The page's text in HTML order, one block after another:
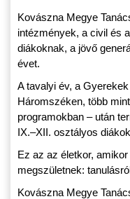
Kovászna Megye
intézmények, a civil és
diákoknak, a jövő
évet.
A tavalyi év, a
Háromszéken, több
programokban – után
IX.–XII. osztályos
Ez az az életkor,
megszületnek:
Kovászna Megye